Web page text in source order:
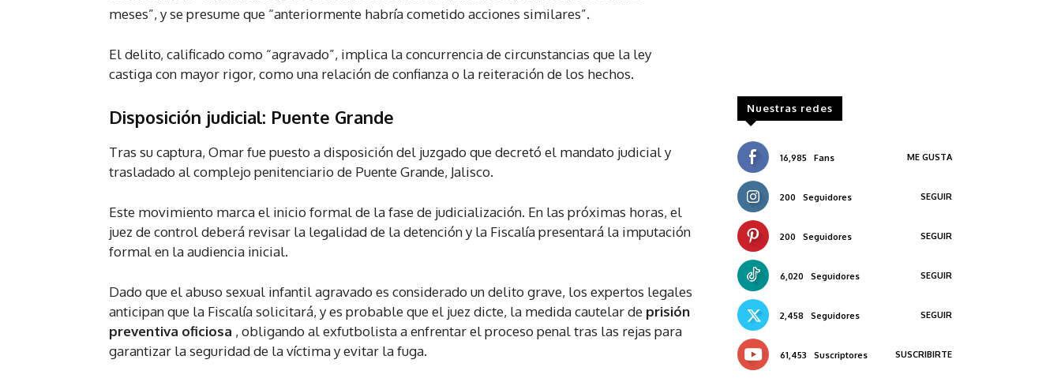
meses”, y se presume que “anteriormente habría cometido acciones similares”.
El delito, calificado como “agravado”, implica la concurrencia de circunstancias que la ley
castiga con mayor rigor, como una relación de confianza o la reiteración de los hechos.
Disposición judicial: Puente Grande
Tras su captura, Omar fue puesto a disposición del juzgado que decretó el mandato judicial y
trasladado al complejo penitenciario de Puente Grande, Jalisco.
Este movimiento marca el inicio formal de la fase de judicialización. En las próximas horas, el
juez de control deberá revisar la legalidad de la detención y la Fiscalía presentará la imputación
formal en la audiencia inicial.
Dado que el abuso sexual infantil agravado es considerado un delito grave, los expertos legales
anticipan que la Fiscalía solicitará, y es probable que el juez dicte, la medida cautelar de prisión
preventiva oficiosa , obligando al exfutbolista a enfrentar el proceso penal tras las rejas para
garantizar la seguridad de la víctima y evitar la fuga.
Nuestras redes
16,985 Fans ME GUSTA
200 Seguidores SEGUIR
200 Seguidores SEGUIR
6,020 Seguidores SEGUIR
2,458 Seguidores SEGUIR
61,453 Suscriptores SUSCRIBIRTE